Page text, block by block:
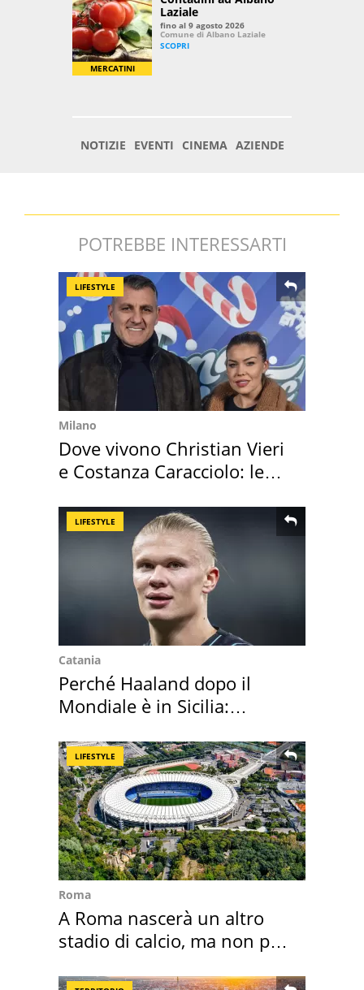
POTREBBE INTERESSARTI
LIFESTYLE
Milano
Dove vivono Christian Vieri
e Costanza Caracciolo: le
LIFESTYLE
Catania
Perché Haaland dopo il
Mondiale è in Sicilia:
LIFESTYLE
Roma
A Roma nascerà un altro
stadio di calcio, ma non per